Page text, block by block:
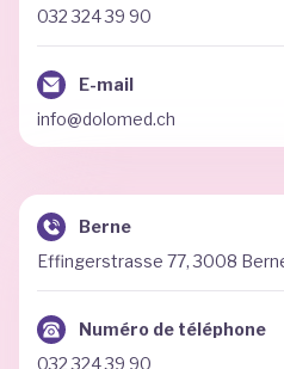
032 324 39 90
E-mail
info@dolomed.ch
Berne
Effingerstrasse 77, 3008
Numéro de téléphone
032 324 39 90